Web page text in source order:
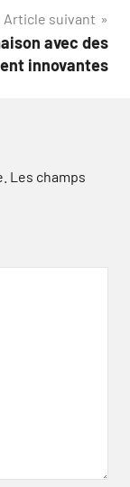
Article suivant
avec des
innovantes
Les champs